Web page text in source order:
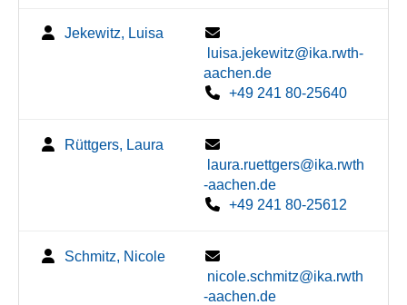
Jekewitz, Luisa
luisa.jekewitz@ika.rwth-
aachen.de
+49 241 80-25640
Rüttgers, Laura
laura.ruettgers@ika.rwth
-aachen.de
+49 241 80-25612
Schmitz, Nicole
nicole.schmitz@ika.rwth
-aachen.de